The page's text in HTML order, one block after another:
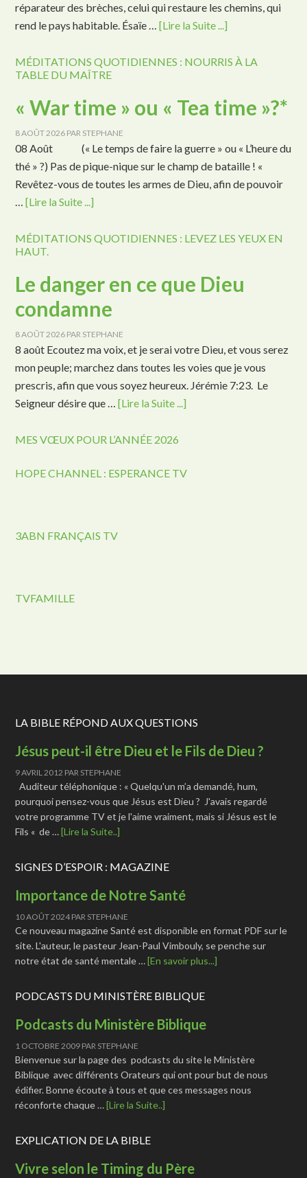
réparateur des brèches, celui qui restaure les chemins, qui
rend le pays habitable. Ésaïe …[Lire la Suite ...]
MÉDITATIONS QUOTIDIENNES : NOURRIS À LA
TABLE DU MAÎTRE
« War time » ou « Tea time »?*
8 AOÛT 2026 PAR STEPHANE
08 Août (« Le temps de faire la guerre » ou « L’heure du
thé » ?) Pas de pique-nique sur le champ de bataille ! «
Revêtez-vous de toutes les armes de Dieu, afin de pouvoir
…[Lire la Suite ...]
MÉDITATIONS QUOTIDIENNES : LEVEZ LES YEUX EN
HAUT.
Le danger en ce que Dieu
condamne
8 AOÛT 2026 PAR STEPHANE
8 août Ecoutez ma voix, et je serai votre Dieu, et vous serez
mon peuple; marchez dans toutes les voies que je vous
prescris, afin que vous soyez heureux. Jérémie 7:23. Le
Seigneur désire que …[Lire la Suite ...]
MES VŒUX POUR L’ANNÉE 2026
HOPE CHANNEL : ESPERANCE TV
3ABN FRANÇAIS TV
TVFAMILLE
LA BIBLE RÉPOND AUX QUESTIONS
Jésus peut-il être Dieu et le Fils de Dieu ?
9 AVRIL 2012 PAR STEPHANE
Auditeur téléphonique : « Quelqu'un m’a demandé, hum,
pourquoi pensez-vous que Jésus est Dieu ? J'avais regardé
votre programme TV et je l'aime vraiment, mais si Jésus est le
Fils « de …[Lire la Suite..]
SIGNES D’ESPOIR : MAGAZINE
Importance de Notre Santé
10 AOÛT 2024PAR STEPHANE
Ce nouveau magazine Santé est disponible en format PDF sur le
site. L'auteur, le pasteur Jean-Paul Vimbouly, se penche sur
notre état de santé mentale …[En savoir plus...]
PODCASTS DU MINISTÈRE BIBLIQUE
Podcasts du Ministère Biblique
1 OCTOBRE 2009 PAR STEPHANE
Bienvenue sur la page des podcasts du site le Ministère
Biblique avec différents Orateurs qui ont pour but de nous
édifier. Bonne écoute à tous et que ces messages nous
réconforte chaque …[Lire la Suite..]
EXPLICATION DE LA BIBLE
Vivre selon le Timing du Père